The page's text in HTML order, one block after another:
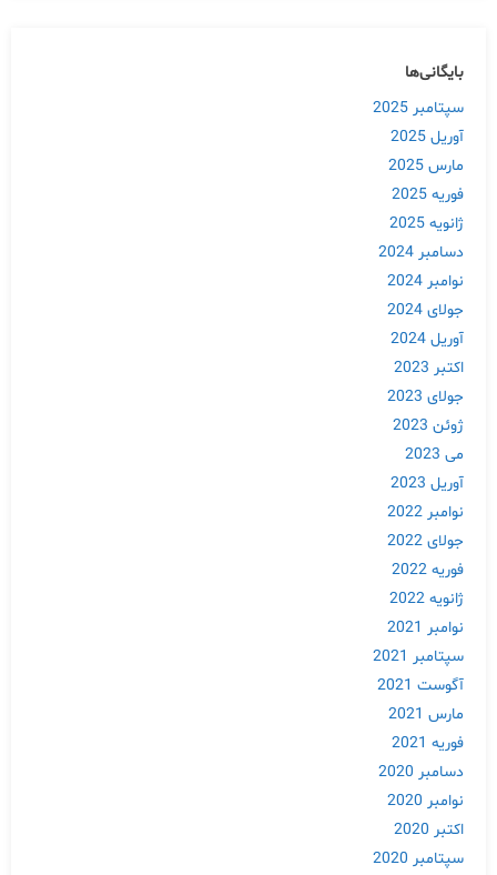
بایگانی‌ها
سپتامبر 2025
آوریل 2025
مارس 2025
فوریه 2025
ژانویه 2025
دسامبر 2024
نوامبر 2024
جولای 2024
آوریل 2024
اکتبر 2023
جولای 2023
ژوئن 2023
می 2023
آوریل 2023
نوامبر 2022
جولای 2022
فوریه 2022
ژانویه 2022
نوامبر 2021
سپتامبر 2021
آگوست 2021
مارس 2021
فوریه 2021
دسامبر 2020
نوامبر 2020
اکتبر 2020
سپتامبر 2020